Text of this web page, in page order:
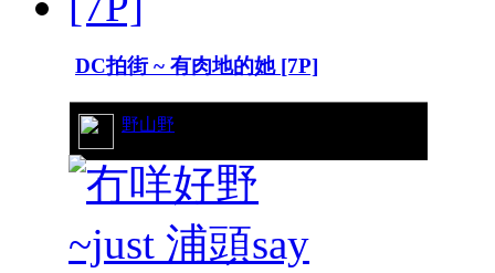
DC拍街 ~ 有肉地的她 [7P]
野山野